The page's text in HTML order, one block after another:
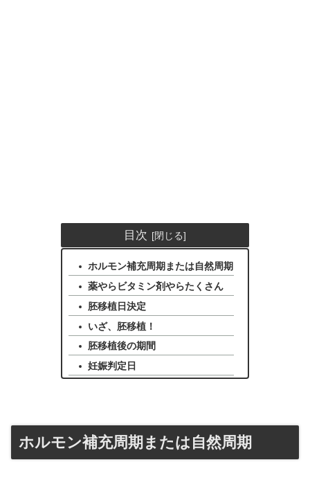
目次
ホルモン補充周期または自然周期
薬やらビタミン剤やらたくさん
胚移植日決定
いざ、胚移植！
胚移植後の期間
妊娠判定日
ホルモン補充周期または自然周期